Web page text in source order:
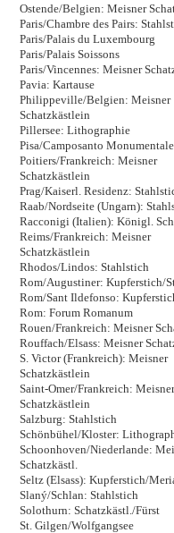
Ostende/Belgien: Meisner
Paris/Chambre des Pairs:
Paris/Palais du Luxembourg
Paris/Palais Soissons
Paris/Vincennes: Meisner
Pavia: Kartause
Philippeville/Belgien: Meisner
Schatzkästlein
Pillersee: Lithographie
Pisa/Camposanto
Poitiers/Frankreich: Meisner
Schatzkästlein
Prag/Kaiserl. Residenz:
Raab/Nordseite (Ungarn):
Racconigi (Italien): Königl.
Reims/Frankreich: Meisner
Schatzkästlein
Rhodos/Lindos: Stahlstich
Rom/Augustiner: Kupferstich/
Rom/Sant Ildefonso:
Rom: Forum Romanum
Rouen/Frankreich: Meisner
Rouffach/Elsass: Meisner
S. Victor (Frankreich): Meisner
Schatzkästlein
Saint-Omer/Frankreich: Meisner
Schatzkästlein
Salzburg: Stahlstich
Schönbühel/Kloster:
Schoonhoven/Niederlande:
Schatzkästl.
Seltz (Elsass): Kupferstich/
Slaný/Schlan: Stahlstich
Solothurn: Schatzkästl./Fürst
St. Gilgen/Wolfgangsee